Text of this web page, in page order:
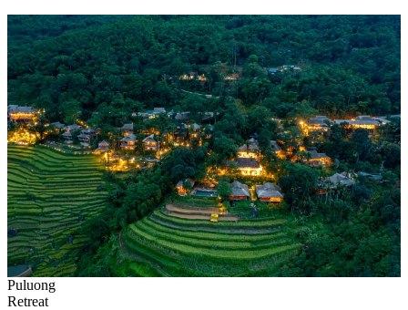
Puluong
Retreat